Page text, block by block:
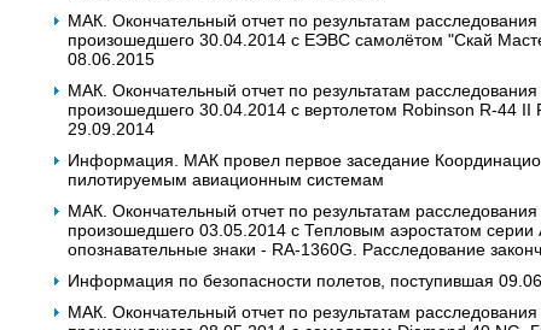
МАК. Окончательный отчет по результатам
произошедшего 30.04.2014 с ЕЭВС самолётом "Скай
08.06.2015
МАК. Окончательный отчет по результатам
произошедшего 30.04.2014 с вертолетом Robinson R-44 II
29.09.2014
Информация. МАК провел первое заседание
пилотируемым авиационным системам
МАК. Окончательный отчет по результатам
произошедшего 03.05.2014 с Тепловым аэростатом
опознавательные знаки - RA-1360G. Расследование
Информация по безопасности полетов, поступившая
МАК. Окончательный отчет по результатам